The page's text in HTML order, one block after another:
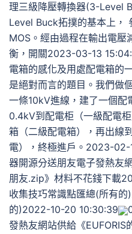
理三級降壓轉換器(3-Level
Level Buck拓撲的基本上，
MOS。經由過程在輸出電壓
衡，開關2023-03-13
電箱的感化及用處配電箱的
是絕對而言的題目。我們做
一條10kV進線，建了一個配
0.4kV到配電柜（一級配電
箱（二級配電箱），再出線
電），終極進戶。2023-02-
器開源分送朋友電子發熱友
朋友.zip》材料不花錢下載
收集技巧常識點匯總(所有
的)2022-10-20 10:30:39
發熱友網站供給《